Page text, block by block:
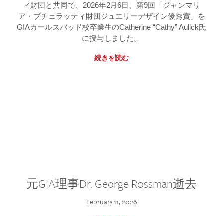
ィ財団と共同で、2026年2月6日、第9回「ジャンマリ
ア・ブチェラッティ財団ジュエリーデザイン優秀賞」を
GIAカールスバッド校卒業生のCatherine “Cathy” Aulick氏
に授与しました。
続きを読む
元GIA理事Dr. George Rossman逝去
February 11, 2026